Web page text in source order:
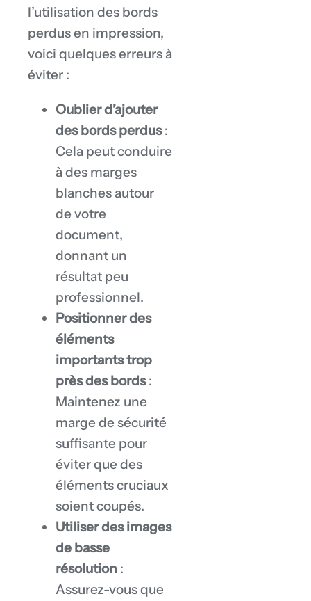
l’utilisation des bords
perdus en impression,
voici quelques erreurs à
éviter :
Oublier d’ajouter
des bords perdus:
Cela peut conduire
à des marges
blanches autour
de votre
document,
donnant un
résultat peu
professionnel.
Positionner des
éléments
importants trop
près des bords:
Maintenez une
marge de sécurité
suffisante pour
éviter que des
éléments cruciaux
soient coupés.
Utiliser des images
de basse
résolution :
Assurez-vous que